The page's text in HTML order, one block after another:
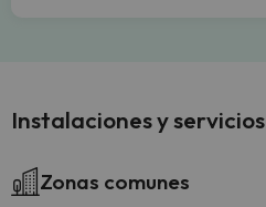
Instalaciones y servicios
Zonas comunes